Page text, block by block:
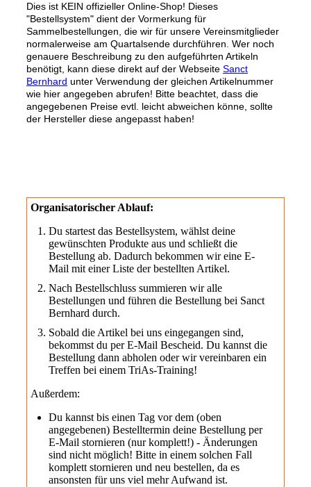
Dies ist KEIN offizieller Online-Shop! Dieses
"Bestellsystem" dient der Vormerkung für
Sammelbestellungen, die wir für unsere Vereinsmitglieder
normalerweise am Quartalsende durchführen. Wer noch
genauere Beschreibung zu den aufgeführten Artikeln
benötigt, kann diese direkt auf der Webseite Sanct
Bernhard unter Verwendung der gleichen Artikelnummer
wie hier angegeben abrufen! Bitte beachtet, dass die
angegebenen Preise evtl. leicht abweichen könne, sollte
der Hersteller diese angepasst haben!
Organisatorischer Ablauf:
Du startest das Bestellsystem, wählst deine
gewünschten Produkte aus und schließt die
Bestellung ab. Dadurch bekommen wir eine E-
Mail mit einer Liste der bestellten Artikel.
Nach Bestellschluss summieren wir alle
Bestellungen und führen die Bestellung bei Sanct
Bernhard durch.
Sobald die Artikel bei uns eingegangen sind,
bekommst du per E-Mail Bescheid. Du kannst die
Bestellung dann abholen oder wir vereinbaren ein
Treffen bei einem TriAs-Training!
Außerdem:
Du kannst bis einen Tag vor dem (oben
angegebenen) Bestelltermin deine Bestellung per
E-Mail stornieren (nur komplett!) - Änderungen
sind nicht möglich! Bitte in einem solchen Fall
komplett stornieren und neu bestellen, da es
ansonsten für uns viel mehr Aufwand ist.